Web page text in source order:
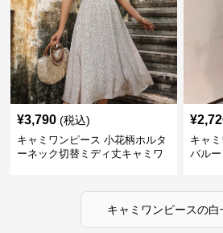
¥3,790 (税込)
キャミワンピース 小花柄ホルタ
ーネック切替ミディ丈キャミワ
¥
キャ
バル
キャミワンピースの白